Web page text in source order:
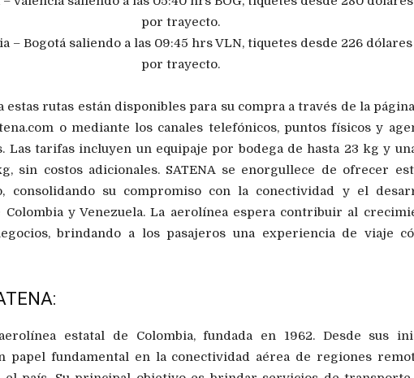
por trayecto.
– Bogotá saliendo a las 09:45 hrs VLN, tiquetes desde 226 dólares
por trayecto.
estas rutas están disponibles para su compra a través de la
o mediante los canales telefónicos, puntos físicos y
Las tarifas incluyen un equipaje por bodega de hasta 23 kg y
sin costos adicionales. SATENA se enorgullece de ofrecer
consolidando su compromiso con la conectividad y el
Colombia y Venezuela. La aerolínea espera contribuir al
brindando a los pasajeros una experiencia de viaje
estatal de Colombia, fundada en 1962. Desde sus
papel fundamental en la conectividad aérea de regiones